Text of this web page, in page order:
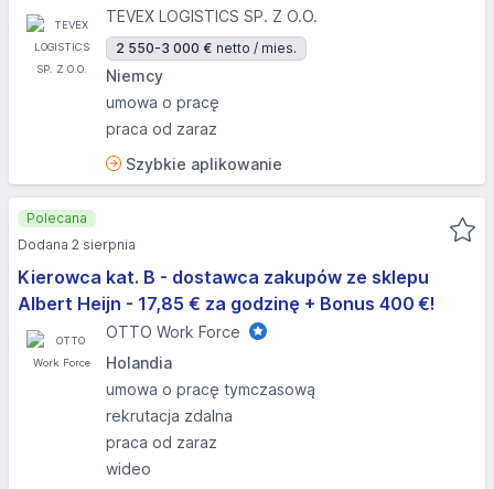
TEVEX LOGISTICS SP. Z O.O.
2 550-3 000 € netto / mies.
Niemcy
umowa o pracę
praca od zaraz
Szybkie aplikowanie
Kierowca kat. B - dostawca zakupów ze sklepu
Albert Heijn - 17,85 € za godzinę + Bonus 400 €!
OTTO Work Force
Holandia
umowa o pracę tymczasową
rekrutacja zdalna
praca od zaraz
wideo
Polecana
Dodana 2 sierpnia